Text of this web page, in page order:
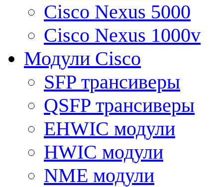
Cisco Nexus 5000
Cisco Nexus 1000v
Модули Cisco
SFP трансиверы
QSFP трансиверы
EHWIC модули
HWIC модули
NME модули